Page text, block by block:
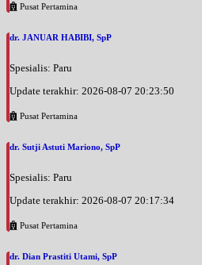
Pusat Pertamina
dr. JANUAR HABIBI, SpP
Spesialis: Paru
Update terakhir: 2026-08-07 20:23:50
Pusat Pertamina
dr. Sutji Astuti Mariono, SpP
Spesialis: Paru
Update terakhir: 2026-08-07 20:17:34
Pusat Pertamina
dr. Dian Prastiti Utami, SpP